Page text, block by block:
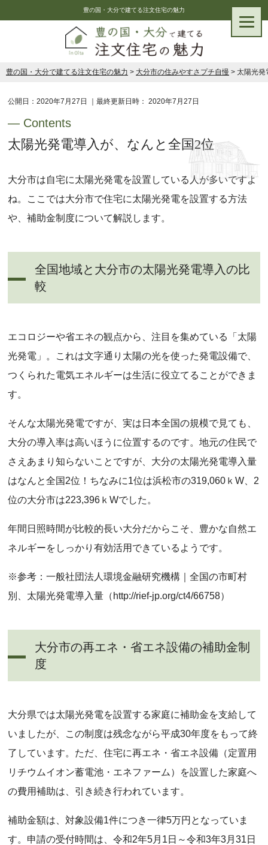
豊の国・大分で建てる注文住宅の魅力
豊の国・大分で建てる注文住宅の魅力 > 大分市の住みやすさプチ自慢 > 太陽光発
公開日：2020年7月27日 ｜最終更新日時：2020年7月27日
太陽光発電導入が、なんと全国2位
大分市は自宅に太陽光発電を設置している人が多いですよ
ね。ここでは大分市で住宅に太陽光発電を設置する方法
や、補助金制度について解説します。
全国地域と大分市の太陽光発電導入の比
較
エコロジーや省エネの観点から、注目を集めている「太陽
光発電」。これは文字通り太陽の光を使った発電設備で、
つくられた電気エネルギーは生活に役立てることができま
す。
そんな太陽光発電ですが、実は日本全国の規模で見ても、
大分の導入率は高いほうに位置するのです。地元の住民で
さえあまり知らないことですが、大分の太陽光発電導入量
はなんと全国2位！ちなみに1位は浜松市の319,060ｋW、2
位の大分市は223,396ｋWでした。
年間日照時間が比較的長い大分だからこそ、豊かな自然エ
ネルギーをしっかり有効活用できているようです。
※参考：一般社団法人環境金融研究機構｜全国の市町村
別、太陽光発電導入量（http://rief-jp.org/ct4/66758）
大分市の再エネ・省エネ設備の補助金制
度
大分県では太陽光発電を設置する家庭に補助金を支給して
いましたが、この制度は残念ながら平成30年度をもって終
了しています。ただ、住宅に再エネ・省エネ設備（定置用
リチウムイオン蓄電池・エネファーム）を設置した家庭へ
の費用補助は、引き続き行われています。
補助金額は、対象設備1件につき一律5万円となっていま
す。申請の受付時間は、令和2年5月1日～令和3年3月31日